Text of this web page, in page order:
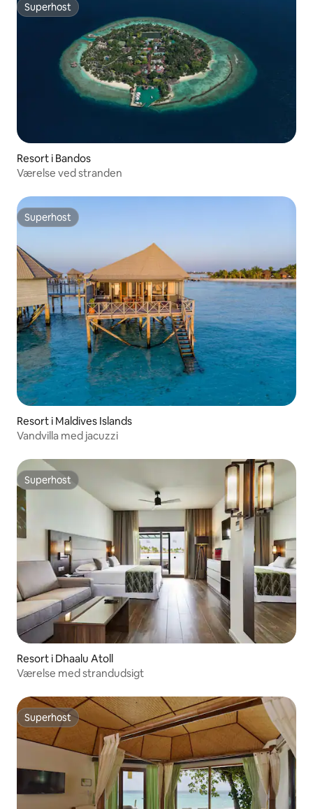
Superhost
Superhost
Resort i Bandos
Værelse ved stranden
Superhost
Superhost
Resort i Maldives Islands
Vandvilla med jacuzzi
Superhost
Superhost
Resort i Dhaalu Atoll
Værelse med strandudsigt
Superhost
Superhost